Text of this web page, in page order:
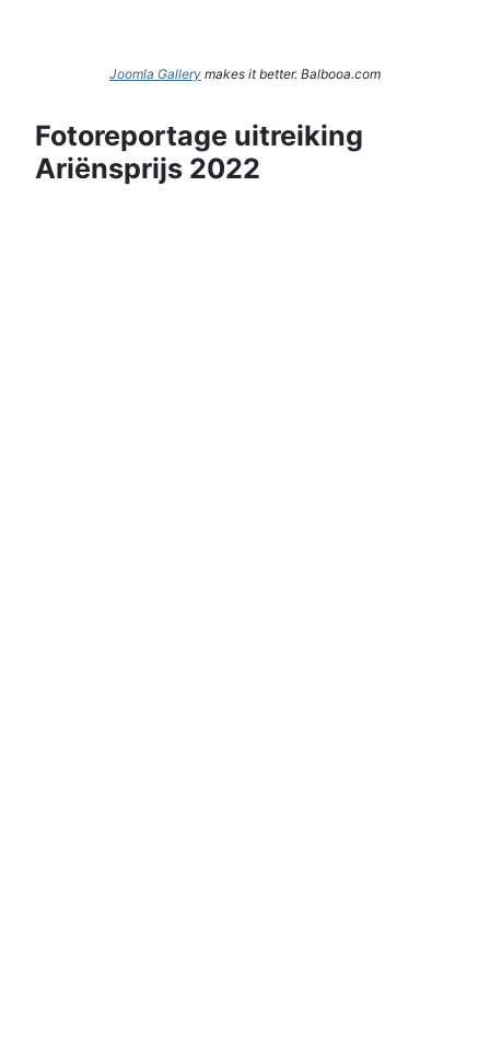
Joomla Gallery makes it better. Balbooa.com
Fotoreportage uitreiking
Ariënsprijs 2022